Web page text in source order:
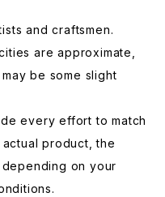
and craftsmen.
are approximate,
be some slight
every effort to match
product, the
on your